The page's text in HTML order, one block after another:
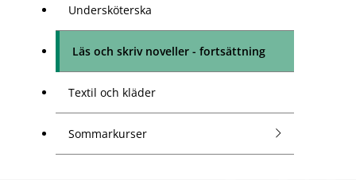
Undersköterska
Läs och skriv noveller - fortsättning
Textil och kläder
Sommarkurser